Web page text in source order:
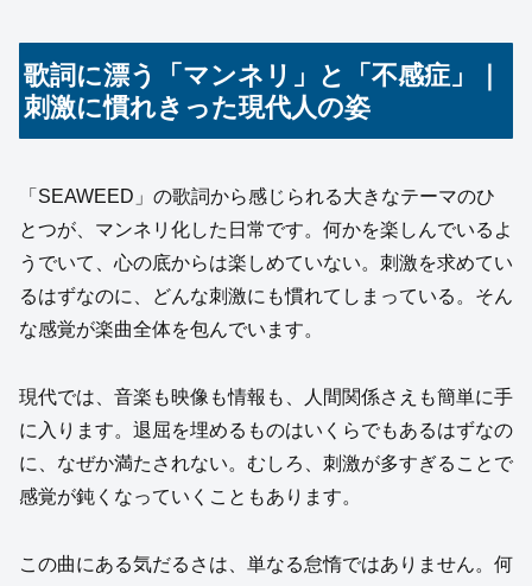
歌詞に漂う「マンネリ」と「不感症」｜
刺激に慣れきった現代人の姿
「SEAWEED」の歌詞から感じられる大きなテーマのひ
とつが、マンネリ化した日常です。何かを楽しんでいるよ
うでいて、心の底からは楽しめていない。刺激を求めてい
るはずなのに、どんな刺激にも慣れてしまっている。そん
な感覚が楽曲全体を包んでいます。
現代では、音楽も映像も情報も、人間関係さえも簡単に手
に入ります。退屈を埋めるものはいくらでもあるはずなの
に、なぜか満たされない。むしろ、刺激が多すぎることで
感覚が鈍くなっていくこともあります。
この曲にある気だるさは、単なる怠惰ではありません。何